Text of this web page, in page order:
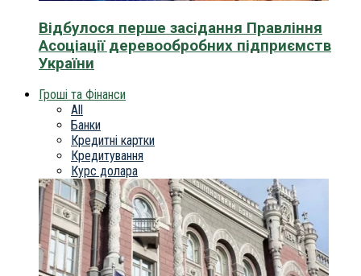
Відбулося перше засідання Правління
Асоціації деревообробних підприємств
України
Гроші та Фінанси
All
Банки
Кредитні картки
Кредитування
Курс долара